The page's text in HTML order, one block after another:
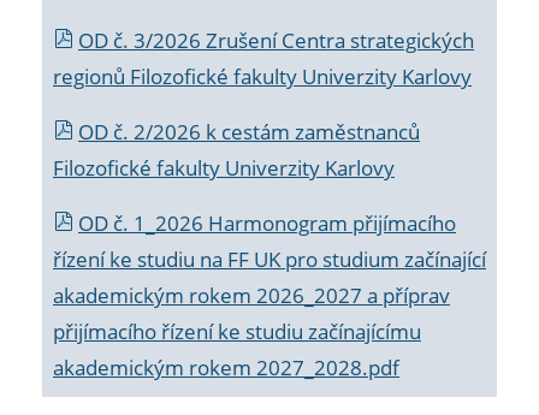
OD č. 3/2026 Zrušení Centra strategických
regionů Filozofické fakulty Univerzity Karlovy
OD č. 2/2026 k cestám zaměstnanců
Filozofické fakulty Univerzity Karlovy
OD č. 1_2026 Harmonogram přijímacího
řízení ke studiu na FF UK pro studium začínající
akademickým rokem 2026_2027 a příprav
přijímacího řízení ke studiu začínajícímu
akademickým rokem 2027_2028.pdf